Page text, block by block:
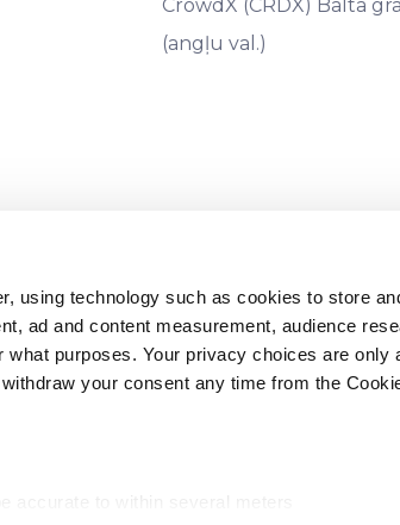
using technology such as cookies to store
ad and content measurement, audience
purposes. Your privacy choices are only
your consent any time from the
CrowdX (CRDX) Baltā
(angļu val.)
Rīga, Āraišu iela 34, LV-1039) ir
,
garantiju sistēmas, kas izveidotas
shēmas, kas izveidotas saskaņā
9/EK par investoru kompensācijas shēmām